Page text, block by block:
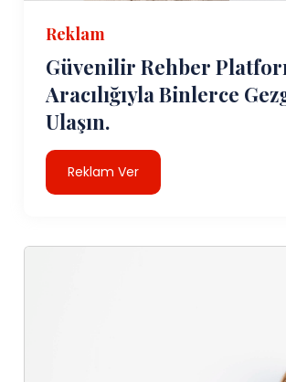
Reklam
Güvenilir Rehber
Aracılığıyla Binlerce
Ulaşın.
Reklam Ver